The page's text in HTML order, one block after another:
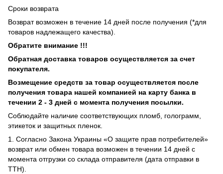
Сроки возврата
Возврат возможен в течение 14 дней после получения (*для
товаров надлежащего качества).
Обратите внимание !!!
Обратная доставка товаров осуществляется за счет
покупателя.
Возмещение средств за товар осуществляется после
получения товара нашей компанией на карту банка в
течении 2 - 3 дней с момента получения посылки.
Соблюдайте наличие соответствующих пломб, голограмм,
этикеток и защитных пленок.
1. Согласно Закона Украины «О защите прав потребителей»
возврат или обмен товара возможен в течении 14 дней с
момента отгрузки со склада отправителя (дата отправки в
ТТН).